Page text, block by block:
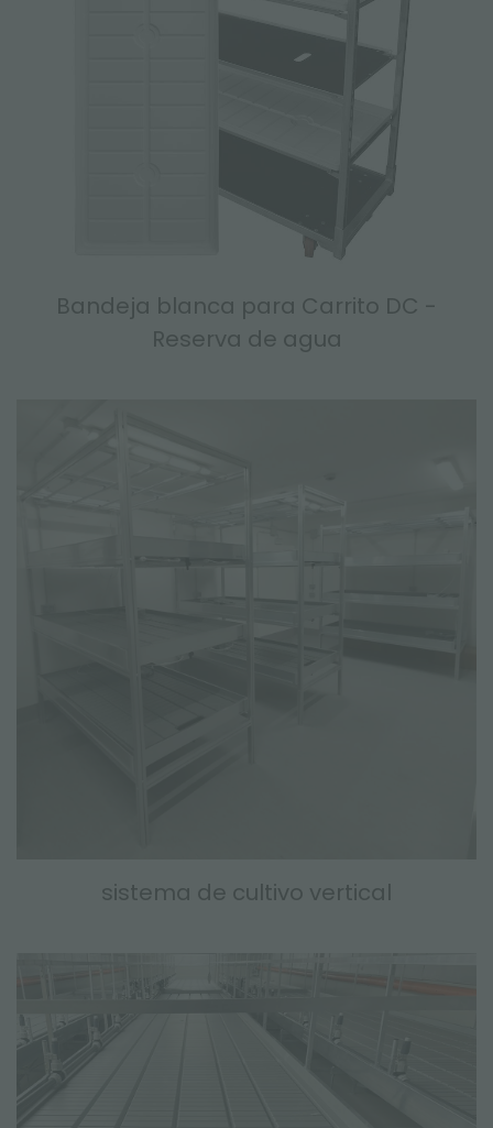
Bandeja blanca para Carrito DC -
Reserva de agua
sistema de cultivo vertical